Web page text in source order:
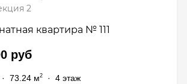
2
руб
· 73.24 м2 · 4 этаж